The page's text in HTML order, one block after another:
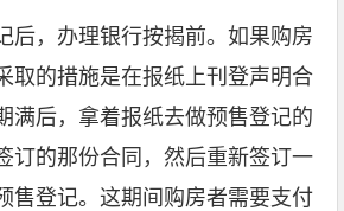
后，办理银行按揭前。如果购房
取的措施是在报纸上刊登声明合
满后，拿着报纸去做预售登记的
订的那份合同，然后重新签订一
售登记。这期间购房者需要支付